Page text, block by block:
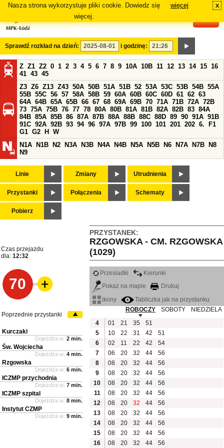
Nasza strona wykorzystuje pliki cookie. Dowiedz się
więcej.
więcej x
Sprawdź rozkład na dzień: i godzinę:
Z Z1 Z2 0 1 2 3 4 5 6 7 8 9 10A 10B 11 12 13 14 15 16
41 43 45
Z3 Z6 Z13 Z43 50A 50B 51A 51B 52 53A 53C 53B 54B 55A
55B 55C 56 57 58A 58B 59 60A 60B 60C 60D 61 62 63
64A 64B 65A 65B 66 67 68 69A 69B 70 71A 71B 72A 72B
73 75A 75B 76 77 78 80A 80B 81A 81B 82A 82B 83 84A
84B 85A 85B 86 87A 87B 88A 88B 88C 88D 89 90 91A 91B
91C 92A 92B 93 94 96 97A 97B 99 100 101 201 202 6.
F1
G1 G2 H
W
N1A
N1B N2 N3A N3B N4A N4B N5A N5B N6 N7A N7B
N8
N9
Linie Zmiany Utrudnienia
Przystanki Połączenia Schematy
Pobierz
PRZYSTANEK:
RZGOWSKA - CM. RZGOWSKA
(1029)
Czas przejazdu
dla: 12:32
70
Przesiadki
Kierunki
Pokaż na mapie
Drukuj
ikony
Tabliczka jak na przystanku
ROBOCZY
SOBOTY
NIEDZIELA
4
01 21 35
51
5
10 22 31 42
51
6
02 11 22 42
54
7
06 20 32 44
56
8
08 20 32 44
56
9
08 20 32 44
56
10
08 20 32 44
56
11
08 20 32 44
56
12
08 20 32 44
56
13
08 20 32 44
56
14
08 20 32 44
56
15
08 20 32 44
56
16
08 20 32 44 56
Poprzednie przystanki
Kurczaki
Dojeżdża w: 2 min.
Św. Wojciecha
Dojeżdża w: 4 min.
Rzgowska
Dojeżdża w: 6 min.
ICZMP przychodnia
Dojeżdża w: 7 min.
ICZMP szpital
Dojeżdża w: 8 min.
Instytut CZMP
Dojeżdża w: 9 min.